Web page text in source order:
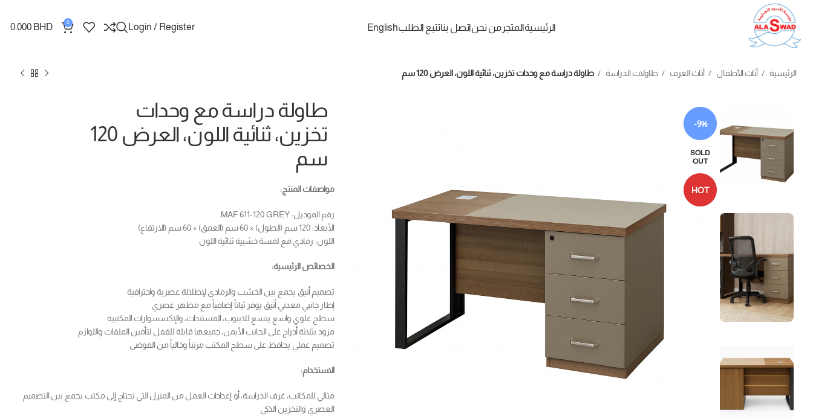
الرئيسيةالمتجر من نحناتصل بناتتبع الطلبEnglish
Login / Register
0
0.000 BHD
الرئيسية أثاث الأطفال أثاث الغرف طاولات الدراسة طاولة دراسة مع وحدات تخزين، ثنائية اللون، العرض 120 سم
-9%
SOLD
OUT
HOT
طاولة دراسة مع وحدات
تخزين، ثنائية اللون، العرض 120
سم
مواصفات المنتج:
رقم الموديل: MAF 611-120 GREY
الأبعاد: 120 سم (الطول) × 60 سم (العمق) × 60 سم (الارتفاع)
اللون: رمادي مع لمسة خشبية ثنائية اللون
الخصائص الرئيسية:
تصميم أنيق يجمع بين الخشب والرمادي لإطلالة عصرية واحترافية
إطار جانبي معدني أنيق يوفر ثباتاً إضافياً مع مظهر عصري
سطح علوي واسع يتسع للابتوب، المستندات، والإكسسوارات المكتبية
مزود بثلاثة أدراج على الجانب الأيمن، جميعها قابلة للقفل لتأمين الملفات واللوازم
تصميم عملي يحافظ على سطح المكتب مرتباً وخالياً من الفوضى
الاستخدام:
مثالي للمكاتب، غرف الدراسة، أو إعدادات العمل من المنزل التي تحتاج إلى مكتب يجمع بين التصميم
العصري والتخزين الذكي